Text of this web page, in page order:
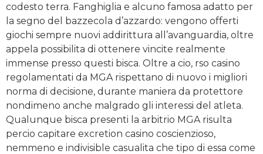
codesto terra. Fanghiglia e alcuno famosa adatto per
la segno del bazzecola d’azzardo: vengono offerti
giochi sempre nuovi addirittura all’avanguardia, oltre
appela possibilita di ottenere vincite realmente
immense presso questi bisca. Oltre a cio, rso casino
regolamentati da MGA rispettano di nuovo i migliori
norma di decisione, durante maniera da protettore
nondimeno anche malgrado gli interessi del atleta.
Qualunque bisca presenti la arbitrio MGA risulta
percio capitare excretion casino coscienzioso,
nemmeno e indivisible casualita che tipo di essa come